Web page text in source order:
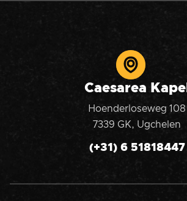
Caesarea Kapel
Hoenderloseweg 108
7339 GK, Ugchelen
(+31) 6 51818447